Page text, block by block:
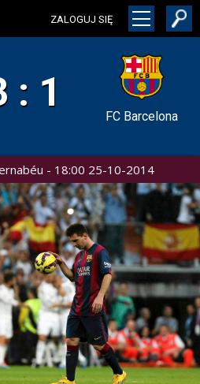
ZALOGUJ SIĘ
: 1
FC Barcelona
- 18:00 25-10-2014